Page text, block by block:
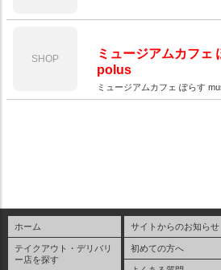
SHOP
ミュージアムカフ
polus
ミュージアムカフェ ぽらす
ホーム
テイクアウト・デリバリ
ー店を探す
サイトからのお知らせ
初めての方へ